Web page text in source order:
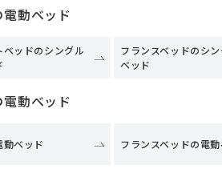
動ベッド
ベッドのシングル
フランスベッドのシ
ベッド
動ベッド
動ベッド フランスベッドの電